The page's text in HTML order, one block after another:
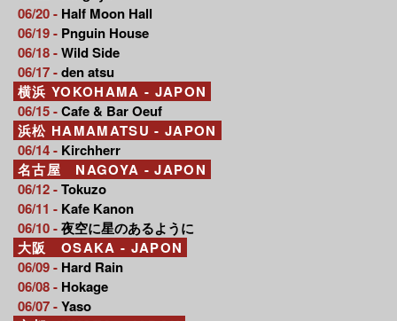
06/20 - Half Moon Hall
06/19 - Pnguin House
06/18 -Wild Side
06/17 -den atsu
横浜 YOKOHAMA - JAPON
06/15 -Cafe & Bar Oeuf
浜松 HAMAMATSU - JAPON
06/14 - Kirchherr
名古屋 NAGOYA - JAPON
06/12 -Tokuzo
06/11 - Kafe Kanon
06/10 -夜空に星のあるように
大阪 OSAKA - JAPON
06/09 - Hard Rain
06/08 - Hokage
06/07 -Yaso